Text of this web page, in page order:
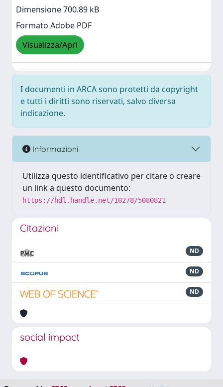
Dimensione 700.89 kB
Formato Adobe PDF
Visualizza/Apri
I documenti in ARCA sono protetti da copyright
e tutti i diritti sono riservati, salvo diversa
indicazione.
Informazioni
Utilizza questo identificativo per citare o creare
un link a questo documento:
https://hdl.handle.net/10278/5080821
Citazioni
ND
ND
ND
social impact